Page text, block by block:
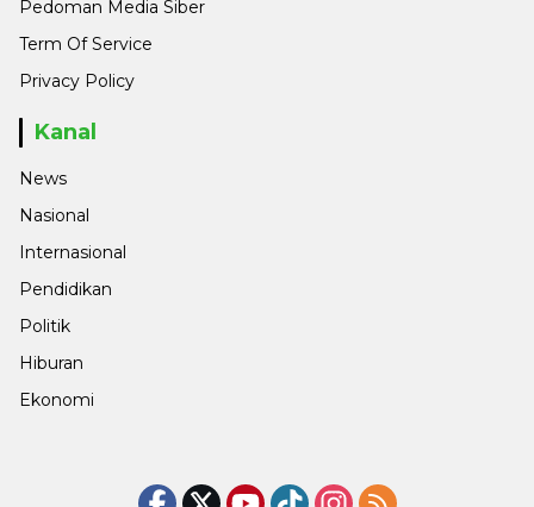
Pedoman Media Siber
Term Of Service
Privacy Policy
Kanal
News
Nasional
Internasional
Pendidikan
Politik
Hiburan
Ekonomi